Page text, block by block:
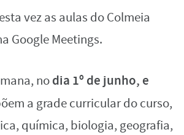
vez as aulas do Colmeia
Google Meetings.
nodia 1º de junho, e
a grade curricular do curso,
química, biologia, geografia,